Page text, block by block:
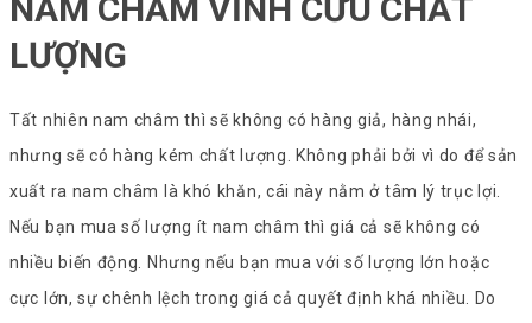
NAM CHÂM VĨNH CỬU CHẤT
LƯỢNG
Tất nhiên nam châm thì sẽ không có hàng giả, hàng nhái,
nhưng sẽ có hàng kém chất lượng. Không phải bởi vì do để sản
xuất ra nam châm là khó khăn, cái này nằm ở tâm lý trục lợi.
Nếu bạn mua số lượng ít nam châm thì giá cả sẽ không có
nhiều biến động. Nhưng nếu bạn mua với số lượng lớn hoặc
cực lớn, sự chênh lệch trong giá cả quyết định khá nhiều. Do